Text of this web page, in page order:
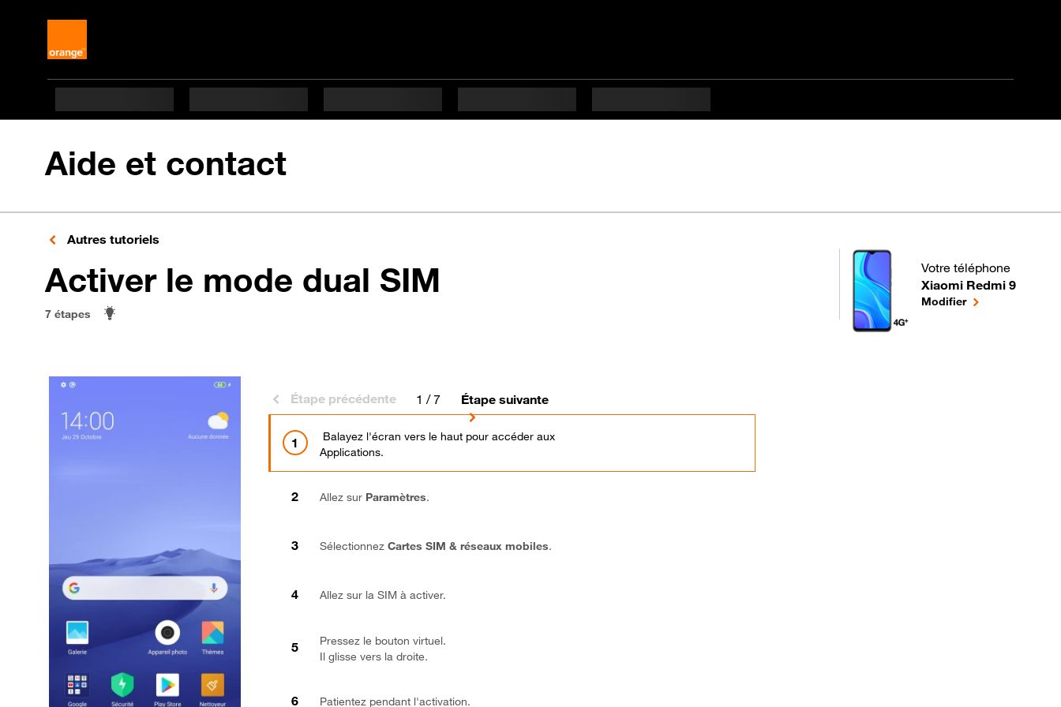
Aide et contact
Autres tutoriels
Activer le mode dual SIM
7 étapes
Votre téléphone
Xiaomi Redmi 9
pour votre Xiaomi Redmi
Modifierle téléphone
Étape précédente 1 / 7 Étape suivante
Balayez l'écran vers le haut pour accéder aux
Applications.
Allez sur Paramètres.
Sélectionnez Cartes SIM & réseaux mobiles.
Allez sur la SIM à activer.
Pressez le bouton virtuel.
Il glisse vers la droite.
Patientez pendant l'activation.